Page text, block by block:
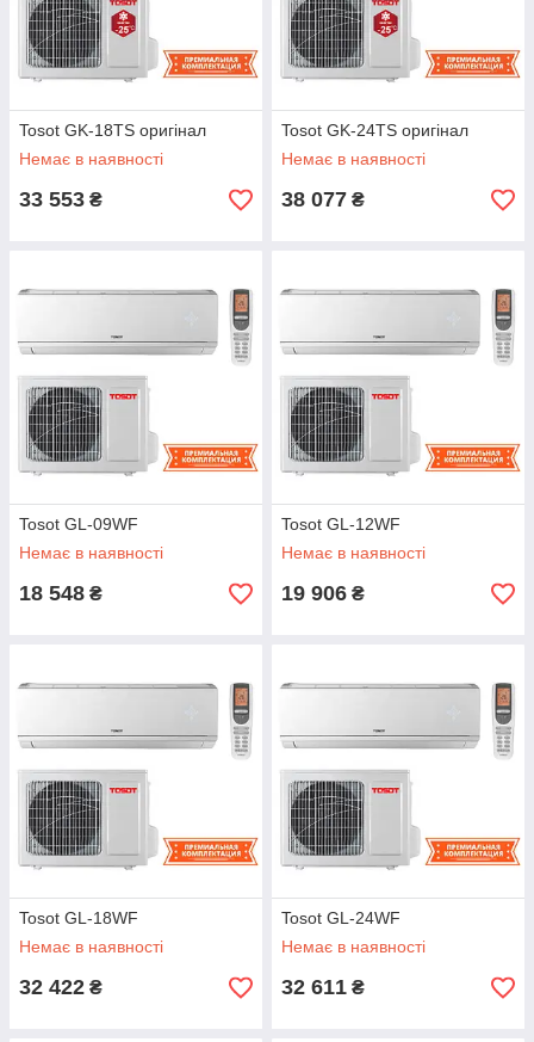
Tosot GK-18TS оригінал
Немає в наявності
33 553 ₴
Tosot GK-24TS оригінал
Немає в наявності
38 077 ₴
Tosot GL-09WF
Немає в наявності
18 548 ₴
Tosot GL-12WF
Немає в наявності
19 906 ₴
Tosot GL-18WF
Немає в наявності
32 422 ₴
Tosot GL-24WF
Немає в наявності
32 611 ₴